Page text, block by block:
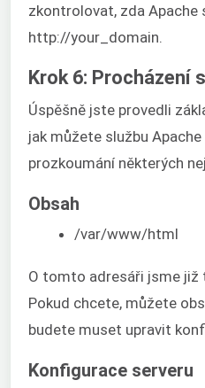
zkontrolovat, zda Apache
http://your_domain.
Krok 6: Procházení
Úspěšně jste provedli
jak můžete službu
prozkoumání některých
Obsah
/var/www/html
O tomto adresáři jsme již
Pokud chcete, můžete
budete muset upravit
Konfigurace serveru